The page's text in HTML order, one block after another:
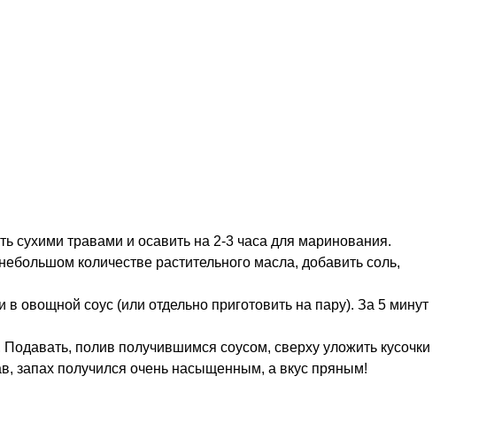
сухими травами и осавить на 2-3 часа для маринования.
количестве растительного масла, добавить соль,
овощной соус (или отдельно приготовить на пару). За 5 минут
полив получившимся соусом, сверху уложить кусочки
запах получился очень насыщенным, а вкус пряным!